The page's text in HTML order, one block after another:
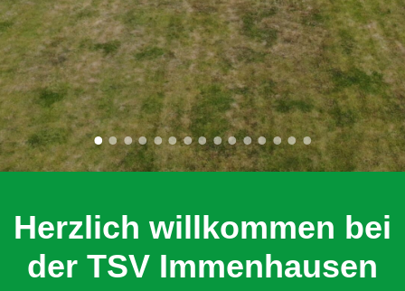
Herzlich willkommen bei
der TSV Immenhausen